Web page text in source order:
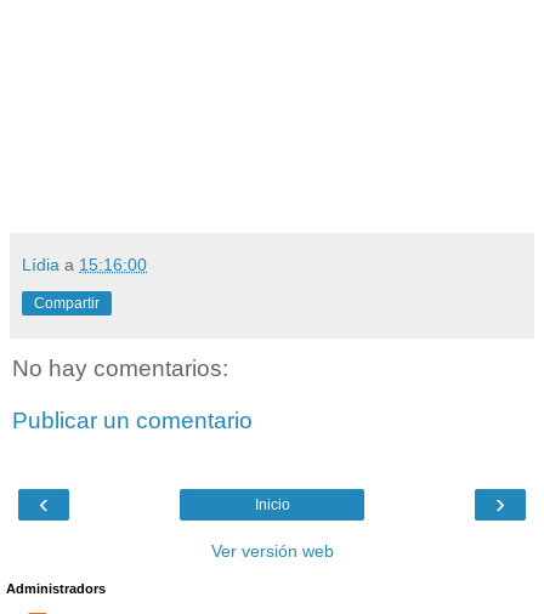
Lídia a 15:16:00
Compartir
No hay comentarios:
Publicar un comentario
‹ ›
Inicio
Ver versión web
Administradors